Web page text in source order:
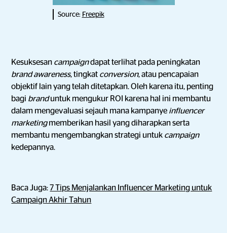
Source: Freepik
Kesuksesan campaigndapat terlihat pada peningkatan
brand awareness, tingkat conversion, atau pencapaian
objektif lain yang telah ditetapkan. Oleh karena itu, penting
bagi branduntuk mengukur ROI karena hal ini membantu
dalam mengevaluasi sejauh mana kampanye influencer
marketingmemberikan hasil yang diharapkan serta
membantu mengembangkan strategi untuk campaign
kedepannya.
Baca Juga:7 Tips Menjalankan Influencer Marketing untuk
Campaign Akhir Tahun